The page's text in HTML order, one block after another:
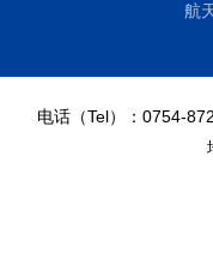
航
电话（Tel）：0754-